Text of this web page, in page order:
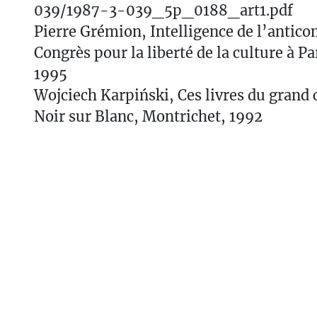
039/1987-3-039_5p_0188_art1.pdf
Pierre Grémion, Intelligence de
Congrès pour la liberté de la culture à
1995
Wojciech Karpiński, Ces livres du
Noir sur Blanc, Montrichet, 1992